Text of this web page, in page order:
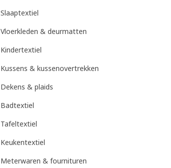
Slaaptextiel
Vloerkleden & deurmatten
Kindertextiel
Kussens & kussenovertrekken
Dekens & plaids
Badtextiel
Tafeltextiel
Keukentextiel
Meterwaren & fournituren